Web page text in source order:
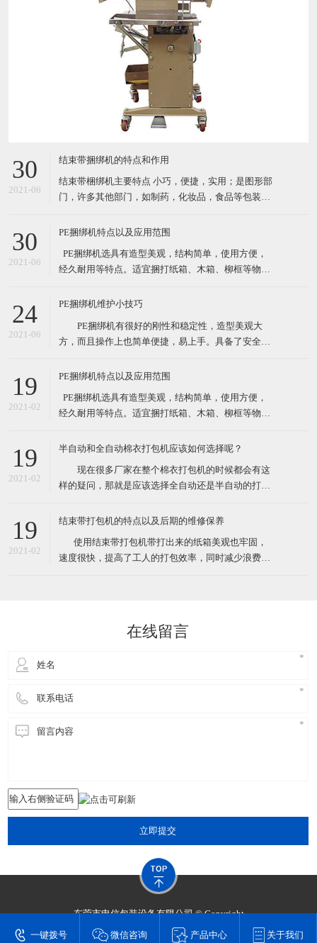
30
2021-06
结束带捆绑机的特点和作用
结束带梱绑机主要特点 小巧，便捷，实用；是图形部
门，许多其他部门，如制药，化妆品，食品等包装产
板） 通过自动照片眼（自动装置）开始循环；按按钮
30mm*150mm) 3种捆扎带松紧级别设置 结束带捆
30
2021-06
PE捆绑机特点以及应用范围
​ PE捆绑机选具有造型美观，结构简单，使用方便，
经久耐用等特点。适宜捆打纸箱、木箱、柳框等物
其体积小巧、维修起来比较简易，故广泛适用于流动
捆包机的电熔粘合效果，又可解决带钳的铁扣机捆
24
2021-06
PE捆绑机维护小技巧
PE捆绑机有很好的刚性和稳定性，造型美观大
方，而且操作上也简单便捷，易上手。具备了安全性
开始使用PE捆绑机的厂家对了PE捆绑机赞口不绝，认
约了人力运输费。 PE捆绑机广泛用于用于食品、
医药、五金、化工
19
2021-02
PE捆绑机特点以及应用范围
​ PE捆绑机选具有造型美观，结构简单，使用方便，
经久耐用等特点。适宜捆打纸箱、木箱、柳框等物
其体积小巧、维修起来比较简易，故广泛适用于流动
捆包机的电熔粘合效果，又可解决带钳的铁扣机捆
19
2021-02
半自动和全自动棉衣打包机应该如何选择呢？
现在很多厂家在整个棉衣打包机的时候都会有这
样的疑问，那就是应该选择全自动还是半自动的打包
接选择全自动的，很有可能由于衣物的形状不是十分
另外的朋友觉得如果不选择全自动的打包机的话，很
有可能最后会造成比较严重
19
2021-02
结束带打包机的特点以及后期的维修保养
​ 使用结束带打包机带打出来的纸箱美观也牢固，
速度很快，提高了工人的打包效率，同时减少浪费，
在线留言
立即提交
东莞市申信包装设备有限公司 © Copyright
东莞网站建设​
一键拨号 微信咨询 产品中心 关于我们